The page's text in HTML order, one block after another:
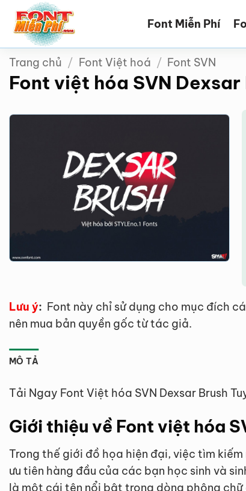
qua
dung
Font Miễn Phí
Trang chủ / Font Việt hoá / Font SVN
Font việt hóa SVN Dexsar
Lưu ý: Font này chỉ sử dụng cho mục đích
nên mua bản quyền gốc từ tác giả.
MÔ TẢ
Tải Ngay Font Việt hóa SVN Dexsar Brush
Giới thiệu về Font việt hóa
Trong thế giới đồ họa hiện đại, việc tìm
ưu tiên hàng đầu của các bạn học sinh và
là một cái tên nổi bật trong dòng phông